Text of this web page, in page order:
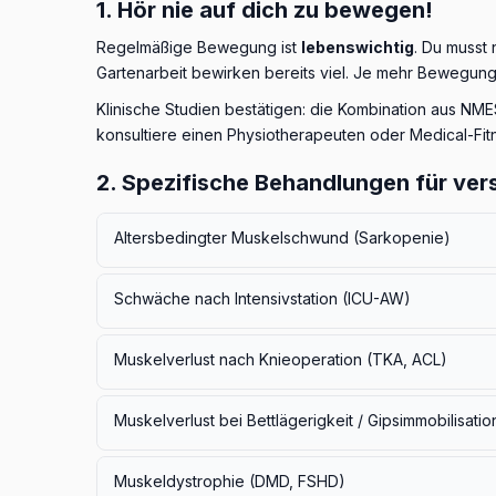
1. Hör nie auf dich zu bewegen!
Regelmäßige Bewegung ist lebenswichtig. Du
Gartenarbeit bewirken bereits viel. Je mehr
Klinische Studien bestätigen: die Kombination aus
konsultiere einen Physiotherapeuten oder Medical-
2. Spezifische Behandlungen für
Altersbedingter Muskelschwund (Sarkopenie)
verbesserte Muskelkraftim Vergleich zur üblichen
Schwäche nach Intensivstation (ICU-AW)
postintensivmedizinischen Zuständen. Eine Meta-
Muskelverlust nach Knieoperation (TKA, ACL)
Kraft des Quadrizeps signifikant verbessert (bei
Kraftwerten führt, insbesondere wenn die
Muskelverlust bei Bettlägerigkeit /
der Gruppe mit zweimal täglicher NMES-
Muskeldystrophie (DMD, FSHD)